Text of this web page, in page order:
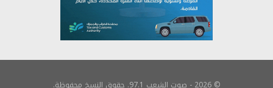
© 2026 - صوت الشعب 97.1. حقوق النسخ محفوظة.